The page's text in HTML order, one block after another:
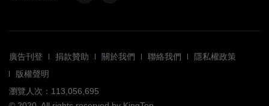
廣告刊登 捐款贊助 關於我們 聯絡我們
隱私權政策
版權聲明
瀏覽人次：113,056,695